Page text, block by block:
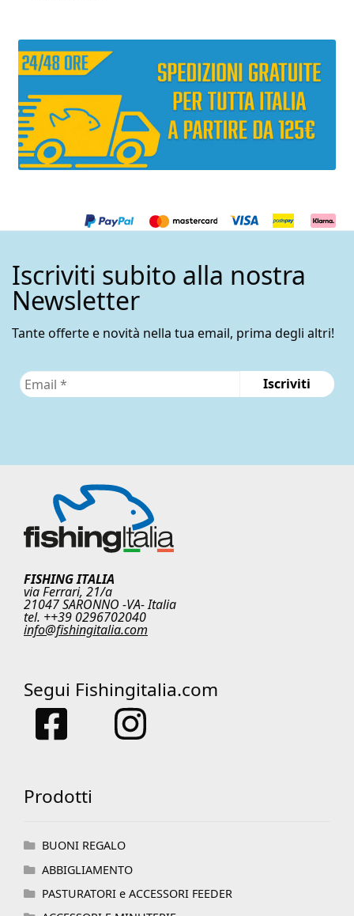
Iscriviti subito alla nostra
Newsletter
Tante offerte e novità nella tua email, prima degli altri!
FISHING ITALIA
via Ferrari, 21/a
21047 SARONNO -VA- Italia
tel. ++39 0296702040
info@fishingitalia.com
Segui Fishingitalia.com
Prodotti
BUONI REGALO
ABBIGLIAMENTO
PASTURATORI e ACCESSORI FEEDER